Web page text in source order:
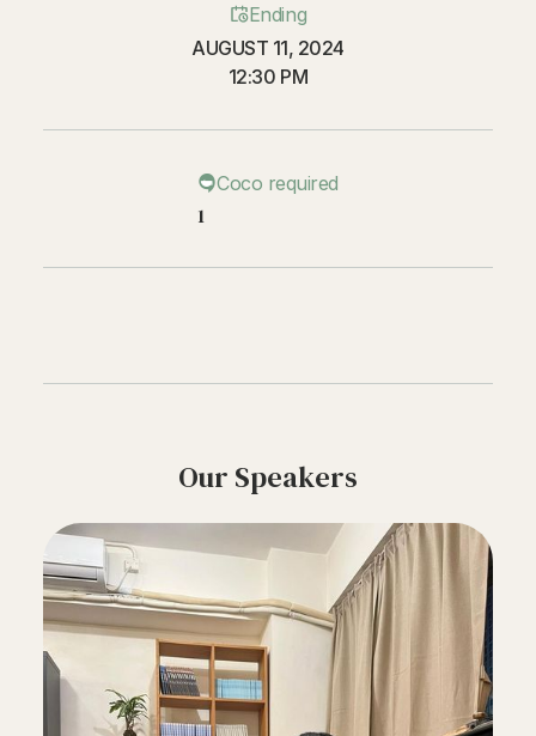
Ending
AUGUST 11, 2024
12:30 PM
Coco required
1
Our Speakers